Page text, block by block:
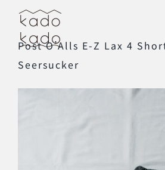
Skip
contentPost O’Alls E-Z Lax 4
Seersucker